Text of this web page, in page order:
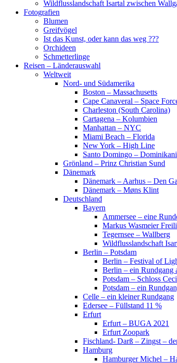
Wildflusslandschaft Isartal zwischen
Fotografien
Blumen
Greifvögel
Ist das Kunst, oder kann das weg ???
Orchideen
Schmetterlinge
Reisen – Länderauswahl
Weltweit
Nord- und Südamerika
Boston – Massachusetts
Cape Canaveral – Space
Charleston (South Carolina)
Cartagena – Kolumbien
Manhattan – NYC
Miami Beach – Florida
New York – High Line
Santo Domingo –
Grönland – Prinz Christian Sund
Dänemark
Dänemark – Aarhus – Den
Dänemark – Møns Klint
Deutschland
Bayern
Ammersee – eine
Markus Wasmeier
Tegernsee – Wallberg
Wildflusslandschaft
Berlin – Potsdam
Berlin – Festival of
Berlin – ein Rundgang
Potsdam – Schloss
Potsdam – ein
Celle – ein kleiner Rundgang
Edersee – Füllstand 11 %
Erfurt
Erfurt – BUGA 2021
Erfurt Zoopark
Fischland- Darß – Zingst –
Hamburg
Hamburger Michel –